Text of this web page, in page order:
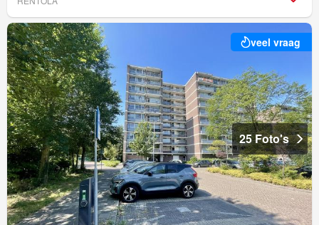
veel vraag
25 Foto's